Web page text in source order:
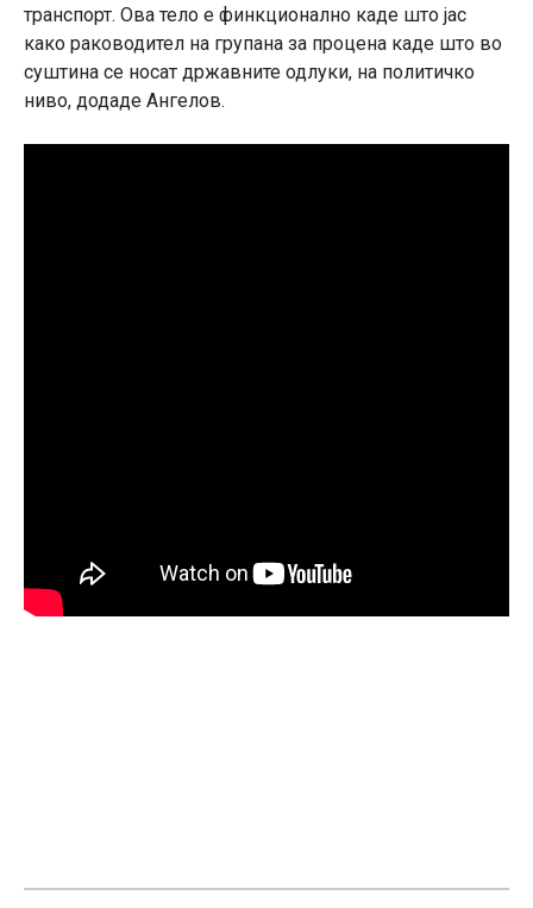
транспорт. Ова тело е финкционално каде што јас
како раководител на групана за процена каде што во
суштина се носат државните одлуки, на политичко
ниво, додаде Ангелов.